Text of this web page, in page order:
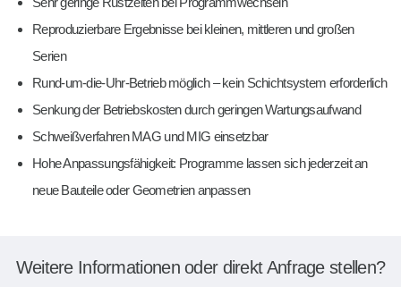
Reproduzierbare Ergebnisse bei kleinen, mittleren und großen
Serien
Rund-um-die-Uhr-Betrieb möglich – kein Schichtsystem erforderlich
Senkung der Betriebskosten durch geringen Wartungsaufwand
Schweißverfahren MAG und MIG einsetzbar
Hohe Anpassungsfähigkeit: Programme lassen sich jederzeit an
neue Bauteile oder Geometrien anpassen
Weitere Informationen oder direkt Anfrage stellen?